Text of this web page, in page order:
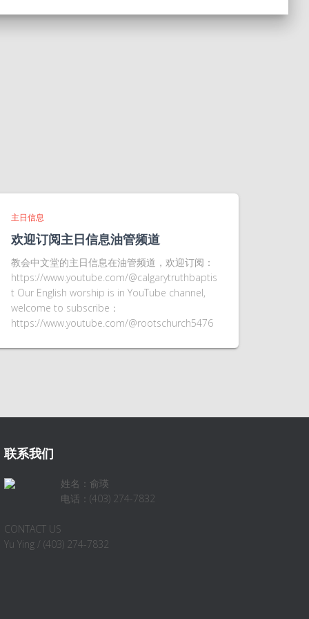
主日信息
欢迎订阅主日信息油管频道
教会中文堂的主日信息在油管频道，欢迎订阅：
https://www.youtube.com/@calgarytruthbaptis
t Our English worship is in YouTube channel,
welcome to subscribe：
https://www.youtube.com/@rootschurch5476
联系我们
姓名：俞瑛
电话：(403) 274-7832
CONTACT US
Yu Ying / (403) 274-7832